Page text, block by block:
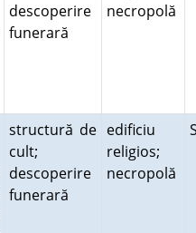
descoperire
funerară
necropolă
structură de
cult;
descoperire
funerară
edificiu
religios;
necropolă